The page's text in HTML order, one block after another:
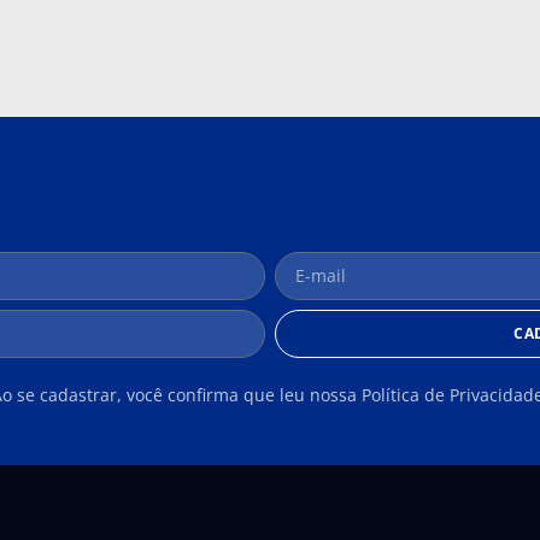
se cadastrar, você confirma que leu nossa Política de